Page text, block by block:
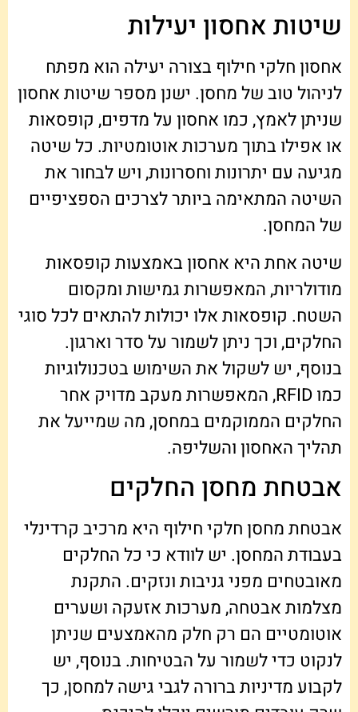
שיטות אחסון יעילות
אחסון חלקי חילוף בצורה יעילה הוא מפתח
לניהול טוב של מחסן. ישנן מספר שיטות אחסון
שניתן לאמץ, כמו אחסון על מדפים, קופסאות
או אפילו בתוך מערכות אוטומטיות. כל שיטה
מגיעה עם יתרונות וחסרונות, ויש לבחור את
השיטה המתאימה ביותר לצרכים הספציפיים
של המחסן.
שיטה אחת היא אחסון באמצעות קופסאות
מודולריות, המאפשרות גמישות ומקסום
השטח. קופסאות אלו יכולות להתאים לכל סוגי
החלקים, וכך ניתן לשמור על סדר וארגון.
בנוסף, יש לשקול את השימוש בטכנולוגיות
כמו RFID, המאפשרות מעקב מדויק אחר
החלקים הממוקמים במחסן, מה שמייעל את
תהליך האחסון והשליפה.
אבטחת מחסן החלקים
אבטחת מחסן חלקי חילוף היא מרכיב קרדינלי
בעבודת המחסן. יש לוודא כי כל החלקים
מאובטחים מפני גניבות ונזקים. התקנת
מצלמות אבטחה, מערכות אזעקה ושערים
אוטומטיים הם רק חלק מהאמצעים שניתן
לנקוט כדי לשמור על הבטיחות. בנוסף, יש
לקבוע מדיניות ברורה לגבי גישה למחסן, כך